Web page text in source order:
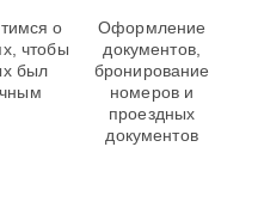
о
чтобы
был
Оформление
документов,
бронирование
номеров и
проездных
документов